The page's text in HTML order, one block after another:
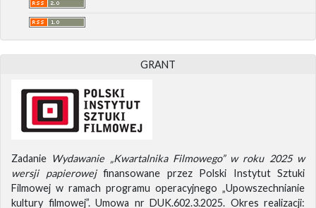
GRANT
Zadanie Wydawanie „Kwartalnika Filmowego” w roku 2025 w
wersji papierowejfinansowane przez Polski Instytut Sztuki
Filmowej w ramach programu operacyjnego „Upowszechnianie
kultury filmowej”. Umowa nr DUK.602.3.2025. Okres realizacji: